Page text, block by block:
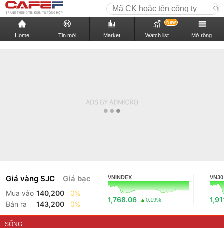
Home Tin mới Market Watch list
New
Mở rộng
Giá vàng SJC Giá bạc
Mua vào 140,200
0%
Bán ra
143,200 0%
VNINDEX
1,768.06 0.19%
VN30
SỐNG